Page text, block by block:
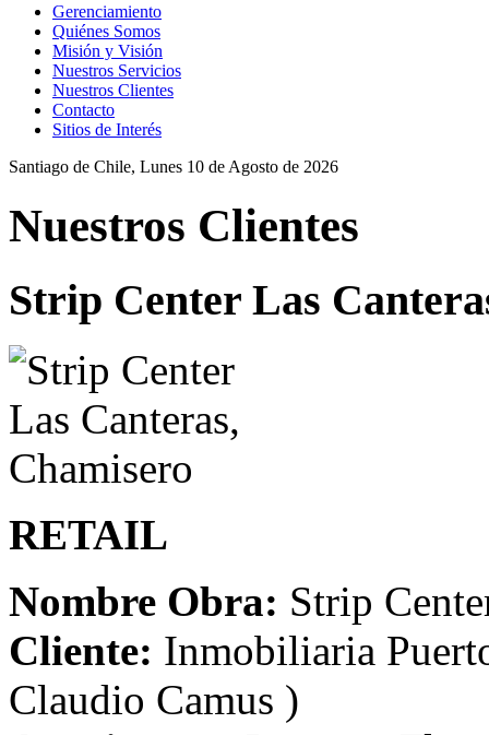
Gerenciamiento
Quiénes Somos
Misión y Visión
Nuestros Servicios
Nuestros Clientes
Contacto
Sitios de Interés
Santiago de Chile, Lunes 10 de Agosto de 2026
Nuestros Clientes
Strip Center Las
RETAIL
Nombre Obra: Strip
Cliente: Inmobiliaria
Claudio Camus )